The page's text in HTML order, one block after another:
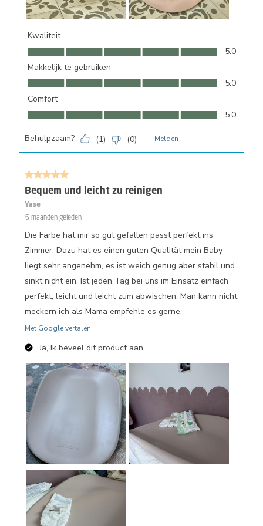
Kwaliteit
Kwaliteit, 5.0 van 5
5.0
Makkelijk te gebruiken
Makkelijk te gebruiken, 5.0 van 5
5.0
Comfort
Comfort, 5.0 van 5
5.0
Behulpzaam? (1) (0) Melden
5 van 5 sterren.
Bequem und leicht zu reinigen
Yase
6 maanden geleden
Die Farbe hat mir so gut gefallen passt perfekt ins
Zimmer. Dazu hat es einen guten Qualität mein Baby
liegt sehr angenehm, es ist weich genug aber stabil und
sinkt nicht ein. Ist jeden Tag bei uns im Einsatz einfach
perfekt, leicht und leicht zum abwischen. Man kann nicht
meckern ich als Mama empfehle es gerne.
Met Google vertalen
Ja, Ik beveel dit product aan.